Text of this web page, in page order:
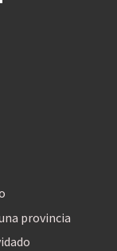
provincia